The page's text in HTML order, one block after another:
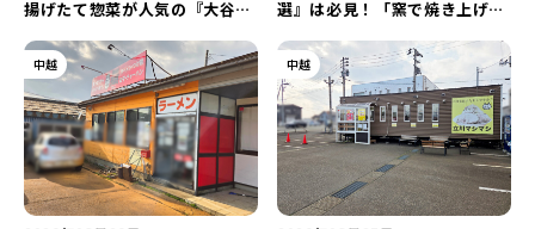
揚げたて惣菜が人気の『大谷精
選』は必見！「窯で焼き上げる
的なパン屋さん”が登場♪
中越 中越